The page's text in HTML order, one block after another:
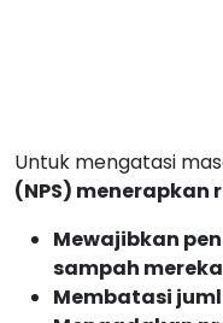
Fakta
Denali
Salah Satu dari
bagian dari
tertinggi di